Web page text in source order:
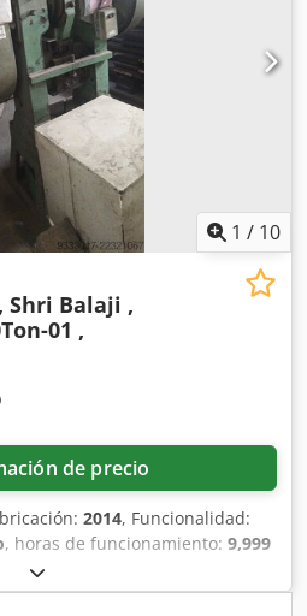
1 / 10
Shri Balaji ,
01 ,
de precio
2014, Funcionalidad:
, horas de funcionamiento: 9,999
, Equipamiento:3ª función